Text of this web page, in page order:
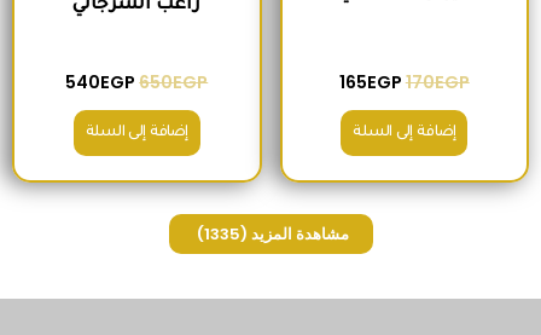
170EGP
165EGP
إضافة إلى السلة
راغب السرجاني
650EGP
540EGP
إضافة إلى السلة
مشاهدة المزيد (1335)